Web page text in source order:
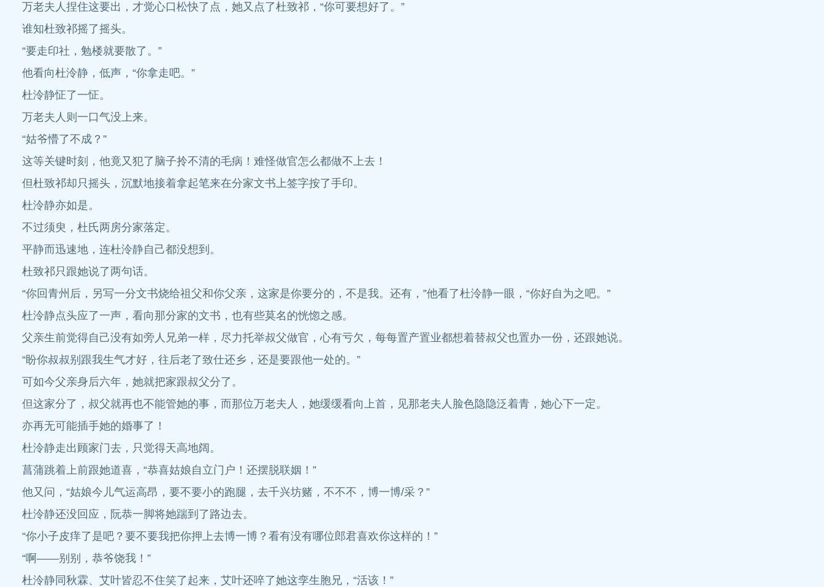
万老夫人捏住这要出，才觉心口松快了点，她又点了杜致祁，“你可要想好了。”
谁知杜致祁摇了摇头。
“要走印社，勉楼就要散了。”
他看向杜泠静，低声，“你拿走吧。”
杜泠静怔了一怔。
万老夫人则一口气没上来。
“姑爷懵了不成？”
这等关键时刻，他竟又犯了脑子拎不清的毛病！难怪做官怎么都做不上去！
但杜致祁却只摇头，沉默地接着拿起笔来在分家文书上签字按了手印。
杜泠静亦如是。
不过须臾，杜氏两房分家落定。
平静而迅速地，连杜泠静自己都没想到。
杜致祁只跟她说了两句话。
“你回青州后，另写一分文书烧给祖父和你父亲，这家是你要分的，不是我。还有，”他看了杜泠静一眼，“你好自为之吧。”
杜泠静点头应了一声，看向那分家的文书，也有些莫名的恍惚之感。
父亲生前觉得自己没有如旁人兄弟一样，尽力托举叔父做官，心有亏欠，每每置产置业都想着替叔父也置办一份，还跟她说。
“盼你叔叔别跟我生气才好，往后老了致仕还乡，还是要跟他一处的。”
可如今父亲身后六年，她就把家跟叔父分了。
但这家分了，叔父就再也不能管她的事，而那位万老夫人，她缓缓看向上首，见那老夫人脸色隐隐泛着青，她心下一定。
亦再无可能插手她的婚事了！
杜泠静走出顾家门去，只觉得天高地阔。
菖蒲跳着上前跟她道喜，“恭喜姑娘自立门户！还摆脱联姻！”
他又问，“姑娘今儿气运高昂，要不要小的跑腿，去千兴坊赌，不不不，博一博/采？”
杜泠静还没回应，阮恭一脚将她踹到了路边去。
“你小子皮痒了是吧？要不要我把你押上去博一博？看有没有哪位郎君喜欢你这样的！”
“啊——别别，恭爷饶我！”
杜泠静同秋霖、艾叶皆忍不住笑了起来，艾叶还啐了她这孪生胞兄，“活该！”